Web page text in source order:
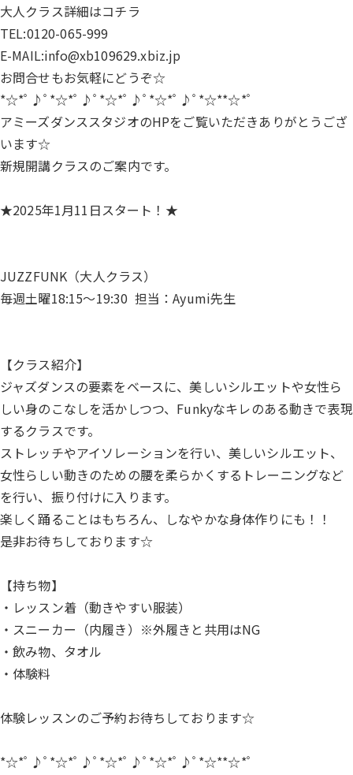
大人クラス詳細はコチラ
TEL:0120-065-999
E-MAIL:info@xb109629.xbiz.jp
お問合せもお気軽にどうぞ☆
*☆*ﾟ♪ﾟ*☆*ﾟ♪ﾟ*☆*ﾟ♪ﾟ*☆*ﾟ♪ﾟ*☆**☆*ﾟ
アミーズダンススタジオのHPをご覧いただきありがとうござ
います☆
新規開講クラスのご案内です。
★2025年1月11日スタート！★
JUZZFUNK（大人クラス）
毎週土曜18:15～19:30 担当：Ayumi先生
【クラス紹介】
ジャズダンスの要素をベースに、美しいシルエットや女性ら
しい身のこなしを活かしつつ、Funkyなキレのある動きで表現
するクラスです。
ストレッチやアイソレーションを行い、美しいシルエット、
女性らしい動きのための腰を柔らかくするトレーニングなど
を行い、振り付けに入ります。
楽しく踊ることはもちろん、しなやかな身体作りにも！！
是非お待ちしております☆
【持ち物】
・レッスン着（動きやすい服装）
・スニーカー（内履き）※外履きと共用はNG
・飲み物、タオル
・体験料
体験レッスンのご予約お待ちしております☆
*☆*ﾟ♪ﾟ*☆*ﾟ♪ﾟ*☆*ﾟ♪ﾟ*☆*ﾟ♪ﾟ*☆**☆*ﾟ